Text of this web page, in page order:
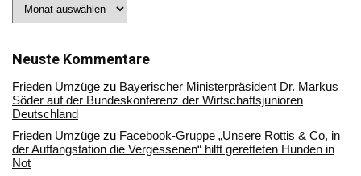
Sie
Archiv
Neuste Kommentare
Frieden Umzüge zu Bayerischer Ministerpräsident Dr. Markus
Söder auf der Bundeskonferenz der Wirtschaftsjunioren
Deutschland
Frieden Umzüge zu Facebook-Gruppe „Unsere Rottis & Co, in
der Auffangstation die Vergessenen“ hilft geretteten Hunden in
Not